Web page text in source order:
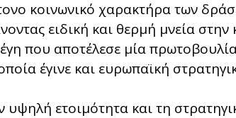
κοινωνικό χαρακτήρα των
ειδική και θερμή μνεία στην
που αποτέλεσε μία
έγινε και ευρωπαϊκή
ετοιμότητα και τη